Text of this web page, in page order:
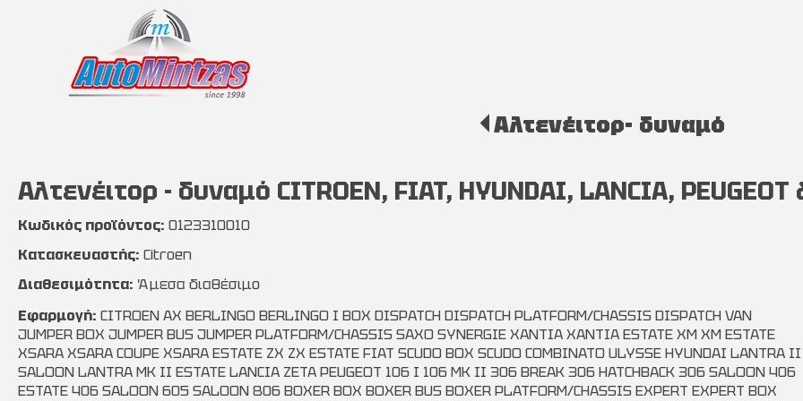
Αλτενέιτορ- δυναμό
Αλτενέιτορ - δυναμό CITROEN, FIAT, HYUNDAI, LANCIA, PEUGEOT
Κωδικός προϊόντος: 0123310010
Κατασκευαστής: Citroen
Διαθεσιμότητα: Άμεσα διαθέσιμο
Εφαρμογή: CITROEN AX BERLINGO BERLINGO I BOX DISPATCH DISPATCH PLATFORM/CHASSIS DISPATCH VAN
JUMPER BOX JUMPER BUS JUMPER PLATFORM/CHASSIS SAXO SYNERGIE XANTIA XANTIA ESTATE XM XM ESTATE
XSARA XSARA COUPE XSARA ESTATE ZX ZX ESTATE FIAT SCUDO BOX SCUDO COMBINATO ULYSSE HYUNDAI LANTRA II
SALOON LANTRA MK II ESTATE LANCIA ZETA PEUGEOT 106 I 106 MK II 306 BREAK 306 HATCHBACK 306 SALOON 406
ESTATE 406 SALOON 605 SALOON 806 BOXER BOX BOXER BUS BOXER PLATFORM/CHASSIS EXPERT EXPERT BOX